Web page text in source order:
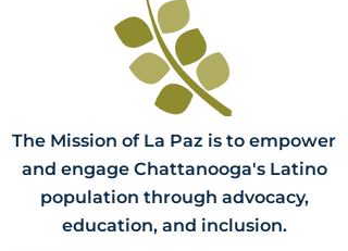
The Mission of La Paz is to empower
and engage Chattanooga's Latino
population through advocacy,
education, and inclusion.